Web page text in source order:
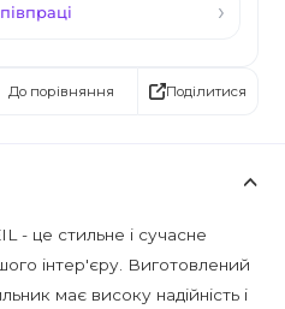
До порівняння Поділитися
- це стильне і сучасне
інтер'єру. Виготовлений
має високу надійність і